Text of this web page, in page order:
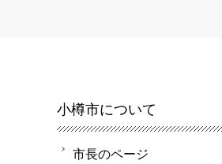
小樽市について
市長のページ